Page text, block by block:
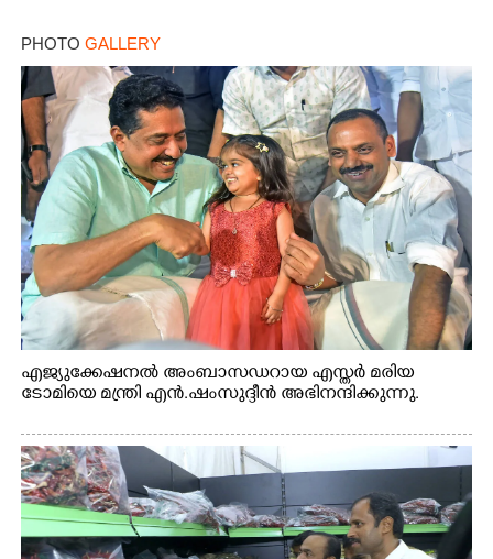
PHOTO GALLERY
എജ്യുക്കേഷനൽ അംബാസഡറായ എസ്തർ മരിയ
ടോമിയെ മന്ത്രി എൻ.ഷംസുദ്ദീൻ അഭിനന്ദിക്കുന്നു.